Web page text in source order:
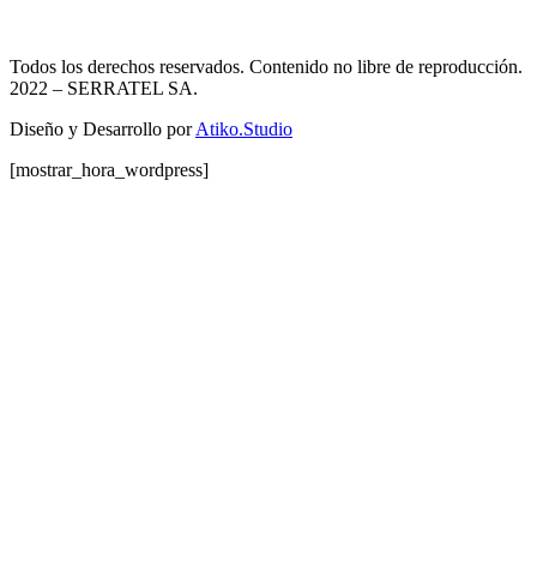
Todos los derechos reservados. Contenido no libre de reproducción.
2022 – SERRATEL SA.
Diseño y Desarrollo porAtiko.Studio
[mostrar_hora_wordpress]